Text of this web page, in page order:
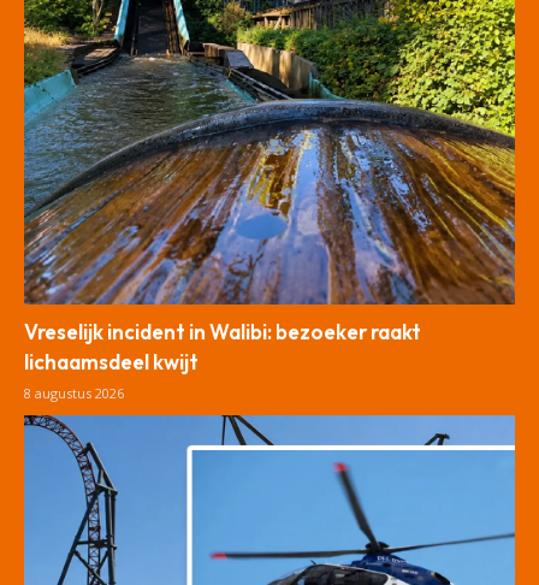
Vreselijk incident in Walibi: bezoeker raakt
lichaamsdeel kwijt
8 augustus 2026